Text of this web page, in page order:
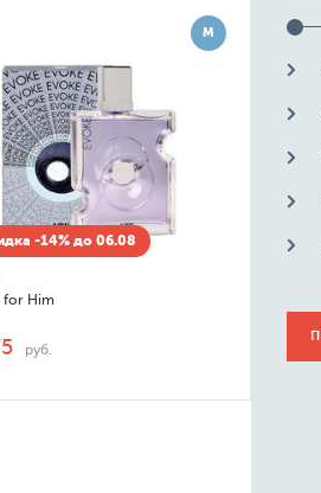
М
-14% до 06.08
for Him
руб.